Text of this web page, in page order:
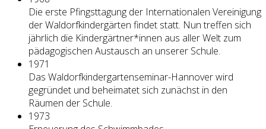
Die erste Pfingsttagung der Internationalen Vereinigung
der Waldorfkindergärten findet statt. Nun treffen sich
jährlich die Kindergärtner*innen aus aller Welt zum
pädagogischen Austausch an unserer Schule.
1971
Das Waldorfkindergartenseminar-Hannover wird
gegründet und beheimatet sich zunächst in den
Räumen der Schule.
1973